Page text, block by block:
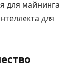
для майнинга
для